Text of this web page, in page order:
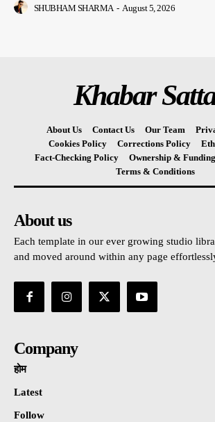
SHUBHAM SHARMA - August 5, 2026
Khabar
About Us Contact Us Our Team
Cookies Policy
Corrections Policy
Fact-Checking Policy
Ownership &
Terms & Conditions
About us
Each template in our ever growing studio
and moved around within any page
Company
होम
Latest
Follow